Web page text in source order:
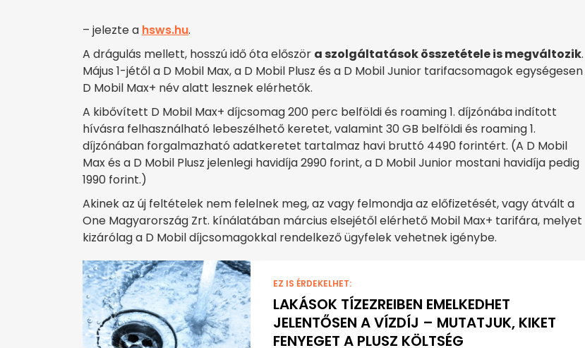
– jelezte a hsws.hu.
A drágulás mellett, hosszú idő óta először a szolgáltatások összetétele is megváltozik.
Május 1-jétől a D Mobil Max, a D Mobil Plusz és a D Mobil Junior tarifacsomagok egységesen
D Mobil Max+ név alatt lesznek elérhetők.
A kibővített D Mobil Max+ díjcsomag 200 perc belföldi és roaming 1. díjzónába indított
hívásra felhasználható lebeszélhető keretet, valamint 30 GB belföldi és roaming 1.
díjzónában forgalmazható adatkeretet tartalmaz havi bruttó 4490 forintért. (A D Mobil
Max és a D Mobil Plusz jelenlegi havidíja 2990 forint, a D Mobil Junior mostani havidíja pedig
1990 forint.)
Akinek az új feltételek nem felelnek meg, az vagy felmondja az előfizetését, vagy átvált a
One Magyarország Zrt. kínálatában március elsejétől elérhető Mobil Max+ tarifára, melyet
kizárólag a D Mobil díjcsomagokkal rendelkező ügyfelek vehetnek igénybe.
EZ IS ÉRDEKELHET:
LAKÁSOK TÍZEZREIBEN EMELKEDHET
JELENTŐSEN A VÍZDÍJ – MUTATJUK, KIKET
FENYEGET A PLUSZ KÖLTSÉG